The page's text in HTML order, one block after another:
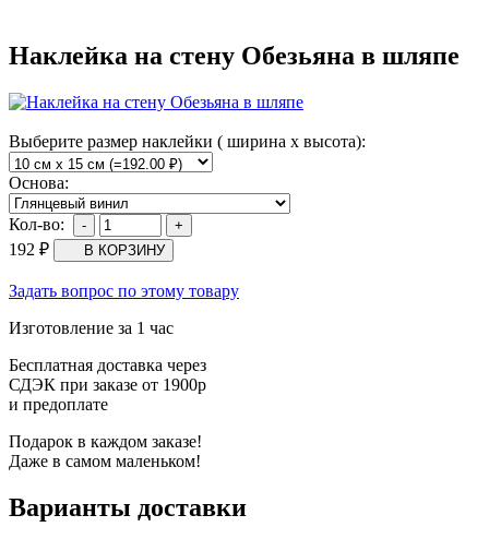
Наклейка на стену Обезьяна в шляпе
Выберите размер наклейки ( ширина х высота):
Основа:
Кол-во:
192 ₽
Задать вопрос по этому товару
Изготовление за 1 час
Бесплатная доставка через
СДЭК при заказе от 1900р
и предоплате
Подарок в каждом заказе!
Даже в самом маленьком!
Варианты доставки